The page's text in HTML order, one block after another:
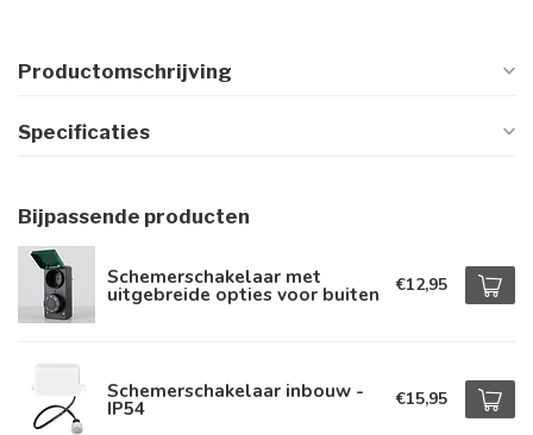
Productomschrijving
Specificaties
Bijpassende producten
Schemerschakelaar met
uitgebreide opties voor buiten €12,95
Schemerschakelaar inbouw -
IP54 €15,95